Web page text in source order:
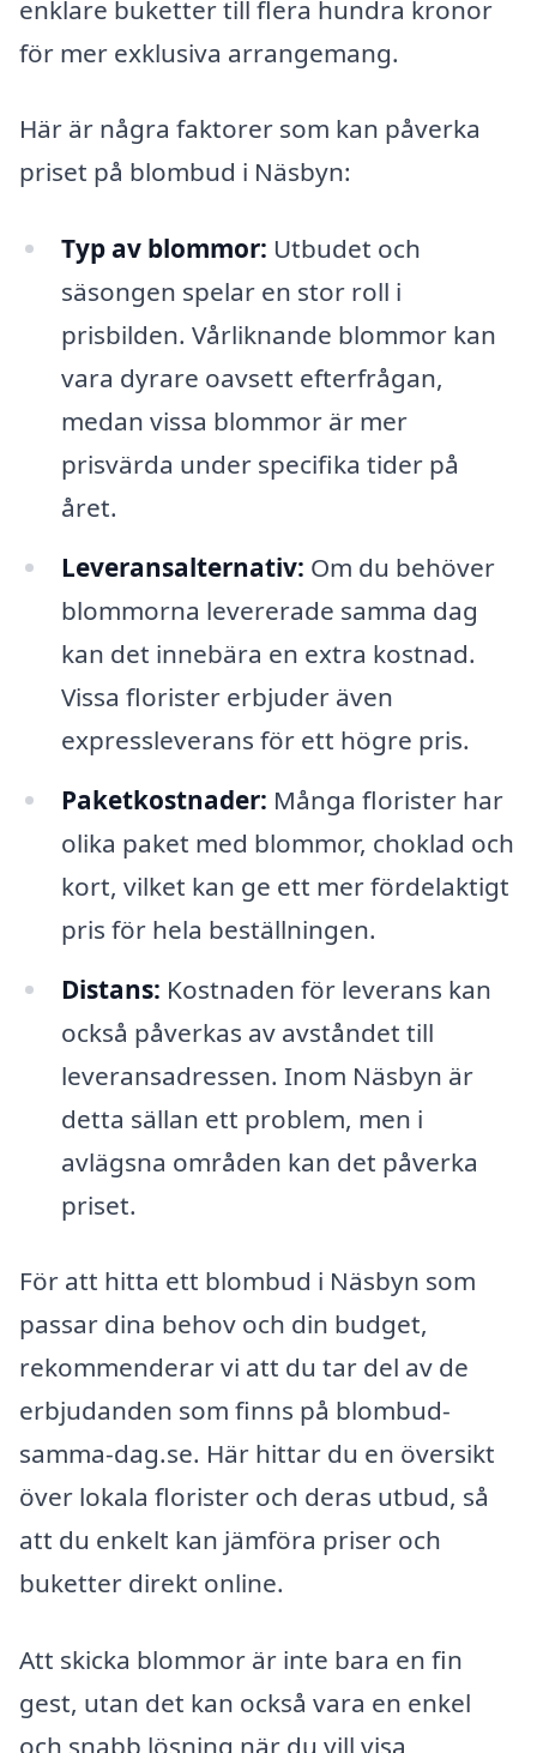
enklare buketter till flera hundra kronor
för mer exklusiva arrangemang.
Här är några faktorer som kan påverka
priset på blombud i Näsbyn:
Typ av blommor: Utbudet och
säsongen spelar en stor roll i
prisbilden. Vårliknande blommor kan
vara dyrare oavsett efterfrågan,
medan vissa blommor är mer
prisvärda under specifika tider på
året.
Leveransalternativ: Om du behöver
blommorna levererade samma dag
kan det innebära en extra kostnad.
Vissa florister erbjuder även
expressleverans för ett högre pris.
Paketkostnader: Många florister har
olika paket med blommor, choklad och
kort, vilket kan ge ett mer fördelaktigt
pris för hela beställningen.
Distans: Kostnaden för leverans kan
också påverkas av avståndet till
leveransadressen. Inom Näsbyn är
detta sällan ett problem, men i
avlägsna områden kan det påverka
priset.
För att hitta ett blombud i Näsbyn som
passar dina behov och din budget,
rekommenderar vi att du tar del av de
erbjudanden som finns på blombud-
samma-dag.se. Här hittar du en översikt
över lokala florister och deras utbud, så
att du enkelt kan jämföra priser och
buketter direkt online.
Att skicka blommor är inte bara en fin
gest, utan det kan också vara en enkel
och snabb lösning när du vill visa